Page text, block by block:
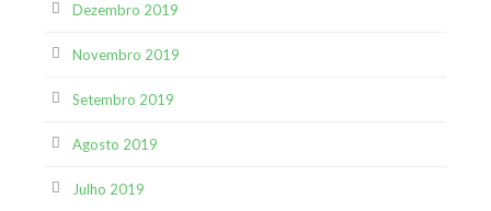
Dezembro 2019
Novembro 2019
Setembro 2019
Agosto 2019
Julho 2019